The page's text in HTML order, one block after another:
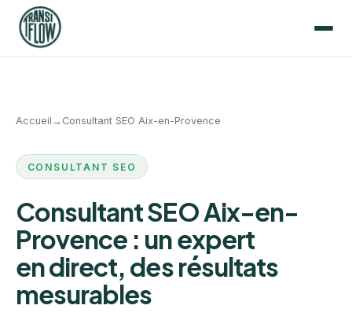
Accueil → Consultant SEO Aix-en-Provence
CONSULTANT SEO
Consultant SEO Aix-en-
Provence : un expert
en direct, des résultats
mesurables